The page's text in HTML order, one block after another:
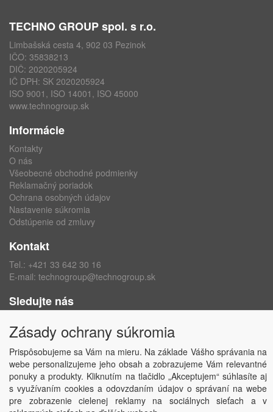
TECHNO GROUP spol. s r.o.
Limbašská cesta 4, 902 03 Pezinok
IČO: 35838213
DIČ: 2020205924
IČ DPH: SK 2020205924
ISO 9001, ISO 14001, ISO 45000
www.technogroup.sk
Informácie
Kontakty
O nás
Všeobecné obchodné podmienky
Reklamačný poriadok
Ochrana osobných údajov
Nastavenie súkromia
Odstúpenie od zmluvy
Kontakt
Tel.: +421 33 642 30 16
E-mail: technogroup@technogroup.sk
Sledujte nás
Instagram
Copyright © TECHNO GROUP spol. s r.o.2026
Powered by
ABRA
Zásady ochrany súkromia
Prispôsobujeme sa Vám na mieru. Na základe Vášho správania na
webe personalizujeme jeho obsah a zobrazujeme Vám relevantné
ponuky a produkty. Kliknutím na tlačidlo „Akceptujem“ súhlasíte aj
s využívaním cookies a odovzdaním údajov o správaní na webe
pre zobrazenie cielenej reklamy na sociálnych sieťach a v